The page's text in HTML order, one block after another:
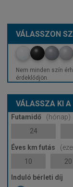
VÁLASSZON
Nem minden szín
érdeklődjön.
VÁLASSZA KI
Futamidő
(hónap)
24
Éves km futás
10
20
Induló bérleti díj